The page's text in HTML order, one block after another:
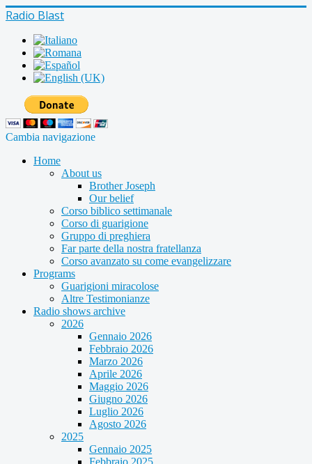
Radio Blast
Cambia navigazione
Home
About us
Brother Joseph
Our belief
Corso biblico settimanale
Corso di guarigione
Gruppo di preghiera
Far parte della nostra fratellanza
Corso avanzato su come evangelizzare
Programs
Guarigioni miracolose
Altre Testimonianze
Radio shows archive
2026
Gennaio 2026
Febbraio 2026
Marzo 2026
Aprile 2026
Maggio 2026
Giugno 2026
Luglio 2026
Agosto 2026
2025
Gennaio 2025
Febbraio 2025